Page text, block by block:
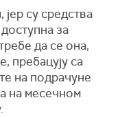
су средства
за
да се она,
пребацују са
на подрачуне
на месечном